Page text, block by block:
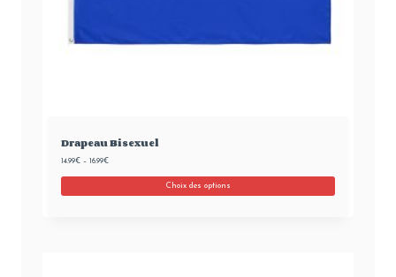
Drapeau Bisexuel
14.99€– 16.99€
Choix des options